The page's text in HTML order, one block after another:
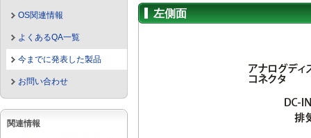
OS関連情報
よくあるQA一覧
今までに発表した製品
お問い合わせ
関連情報
左側面